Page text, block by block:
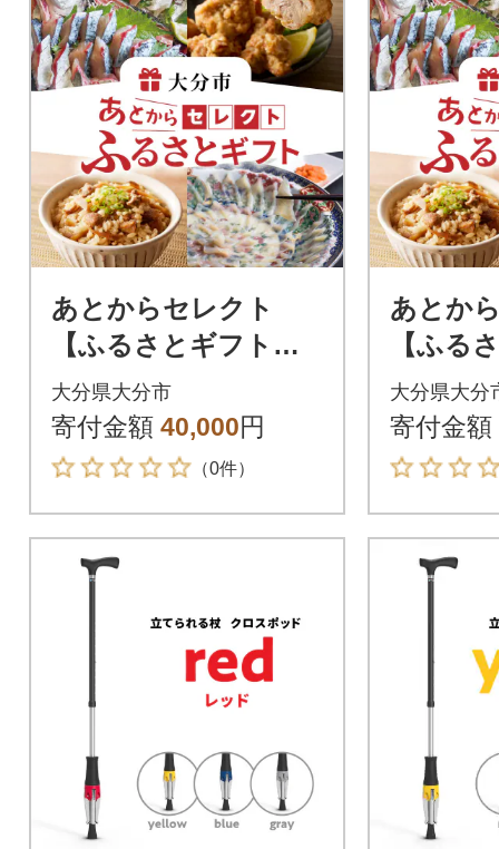
あとからセレクト
【ふるさとギフト】4
万円_OG-004
大分県大分市
寄付金額 40,000円
（0件）
あとか
【ふる
万円
大分県大分
寄付金額